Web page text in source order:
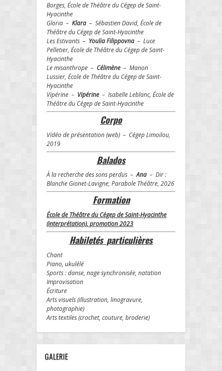
Borges, École de Théâtre du Cégep de Saint-
Hyacinthe
Gloria – Klara – Sébastien David, École de
Théâtre du Cégep de Saint-Hyacinthe
Les Estivants – Youlia Filippovna – Luce
Pelletier, École de Théâtre du Cégep de Saint-
Hyacinthe
Le misanthrope – Célimène – Manon
Lussier, École de Théâtre du Cégep de Saint-
Hyacinthe
Vipérine – Vipérine – Isabelle Leblanc, École de
Théâtre du Cégep de Saint-Hyacinthe
Corpo
Vidéo de présentation (web) – Cégep Limoilou,
2019
Balados
À la recherche des sons perdus –Ana – Dir :
Blanche Gionet-Lavigne, Parabole Théâtre, 2026
Formation
École de Théâtre du Cégep de Saint-Hyacinthe
(interprétation), promotion 2023
Habiletés particulières
Chant
Piano, ukulélé
Sports : danse, nage synchronisée, natation
Improvisation
Écriture
Arts visuels (illustration, linogravure,
photographie)
Arts textiles (crochet, couture, broderie)
GALERIE